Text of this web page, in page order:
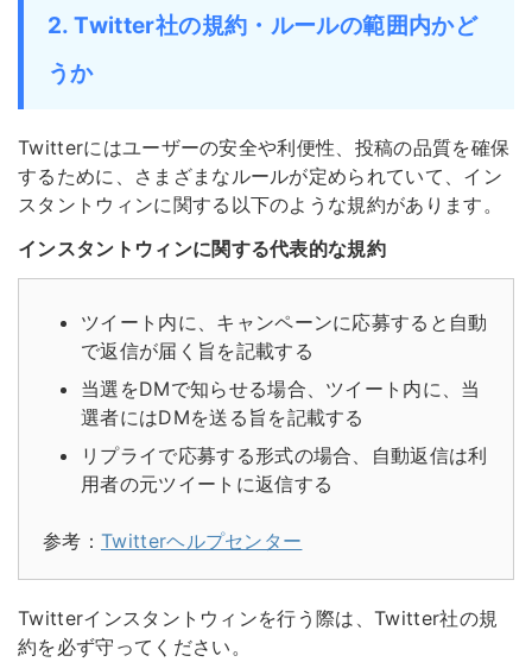
2. Twitter社の規約・ルールの範囲内かど
うか
Twitterにはユーザーの安全や利便性、投稿の品質を確保
するために、さまざまなルールが定められていて、イン
スタントウィンに関する以下のような規約があります。
インスタントウィンに関する代表的な規約
ツイート内に、キャンペーンに応募すると自動
で返信が届く旨を記載する
当選をDMで知らせる場合、ツイート内に、当
選者にはDMを送る旨を記載する
リプライで応募する形式の場合、自動返信は利
用者の元ツイートに返信する
参考： Twitterヘルプセンター
Twitterインスタントウィンを行う際は、Twitter社の規
約を必ず守ってください。